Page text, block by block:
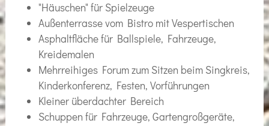
"Häuschen" für Spielzeuge
Außenterrasse vom Bistro mit Vespertischen
Asphaltfläche für Ballspiele, Fahrzeuge,
Kreidemalen
Mehrreihiges Forum zum Sitzen beim Singkreis,
Kinderkonferenz, Festen, Vorführungen
Kleiner überdachter Bereich
Schuppen für Fahrzeuge, Gartengroßgeräte,